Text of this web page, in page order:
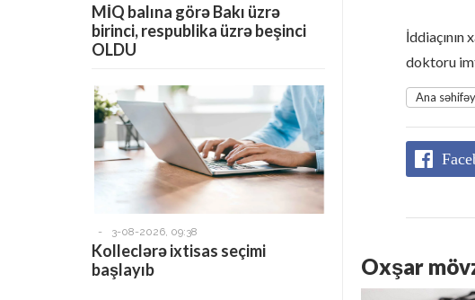
doktoru
Ana
Oxşar
MİQ balına görə Bakı üzrə
birinci, respublika üzrə beşinci
OLDU
- 3-08-2026, 09:38
Kolleclərə ixtisas seçimi
başlayıb